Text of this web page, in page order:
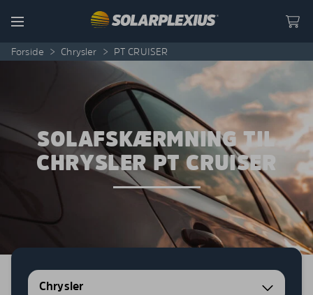
Menu
Forside > Chrysler > PT CRUISER
SOLAFSKÆRMNING TIL
CHRYSLER PT CRUISER
Chrysler